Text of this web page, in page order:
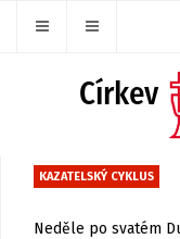
KAZATELSKÝ CYKLUS
Neděle po svatém